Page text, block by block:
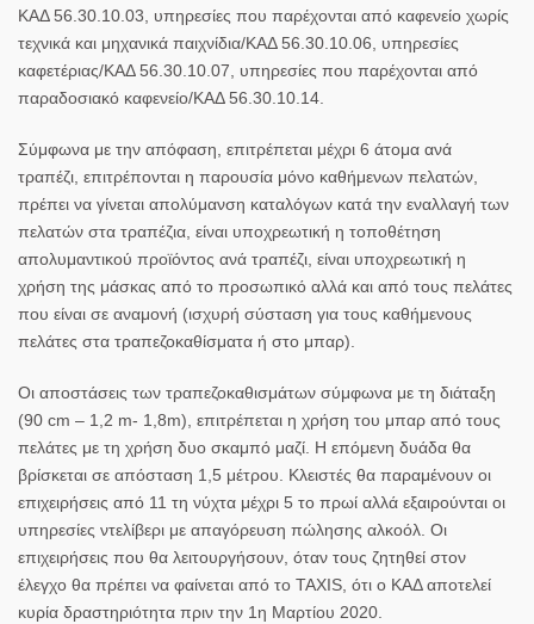
ΚΑΔ 56.30.10.03, υπηρεσίες που παρέχονται από καφενείο χωρίς
τεχνικά και μηχανικά παιχνίδια/ΚΑΔ 56.30.10.06, υπηρεσίες
καφετέριας/ΚΑΔ 56.30.10.07, υπηρεσίες που παρέχονται από
παραδοσιακό καφενείο/ΚΑΔ 56.30.10.14.
Σύμφωνα με την απόφαση, επιτρέπεται μέχρι 6 άτομα ανά
τραπέζι, επιτρέπονται η παρουσία μόνο καθήμενων πελατών,
πρέπει να γίνεται απολύμανση καταλόγων κατά την εναλλαγή των
πελατών στα τραπέζια, είναι υποχρεωτική η τοποθέτηση
απολυμαντικού προϊόντος ανά τραπέζι, είναι υποχρεωτική η
χρήση της μάσκας από το προσωπικό αλλά και από τους πελάτες
που είναι σε αναμονή (ισχυρή σύσταση για τους καθήμενους
πελάτες στα τραπεζοκαθίσματα ή στο μπαρ).
Οι αποστάσεις των τραπεζοκαθισμάτων σύμφωνα με τη διάταξη
(90 cm – 1,2 m- 1,8m), επιτρέπεται η χρήση του μπαρ από τους
πελάτες με τη χρήση δυο σκαμπό μαζί. Η επόμενη δυάδα θα
βρίσκεται σε απόσταση 1,5 μέτρου. Κλειστές θα παραμένουν οι
επιχειρήσεις από 11 τη νύχτα μέχρι 5 το πρωί αλλά εξαιρούνται οι
υπηρεσίες ντελίβερι με απαγόρευση πώλησης αλκοόλ. Οι
επιχειρήσεις που θα λειτουργήσουν, όταν τους ζητηθεί στον
έλεγχο θα πρέπει να φαίνεται από το TAXIS, ότι ο ΚΑΔ αποτελεί
κυρία δραστηριότητα πριν την 1η Μαρτίου 2020.